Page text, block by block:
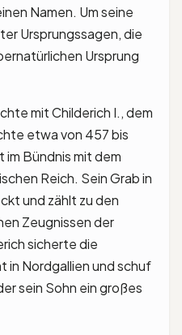
Namen. Um seine
Ursprungssagen, die
Ursprung
mit Childerich I., dem
etwa von 457 bis
Bündnis mit dem
Reich. Sein Grab in
und zählt zu den
Zeugnissen der
sicherte die
in Nordgallien und schuf
sein Sohn ein großes